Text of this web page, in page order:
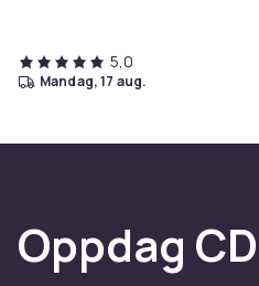
5,0
mandag, 17 aug.
Oppdag